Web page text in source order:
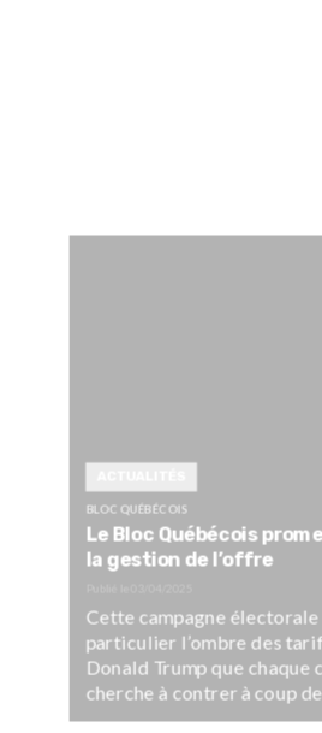
BLOC QUÉBÉCOIS
Le Bloc Québécois
la gestion de l’offre
Cette campagne électorale
particulier l’ombre des
Donald Trump que chaque
cherche à contrer à coup